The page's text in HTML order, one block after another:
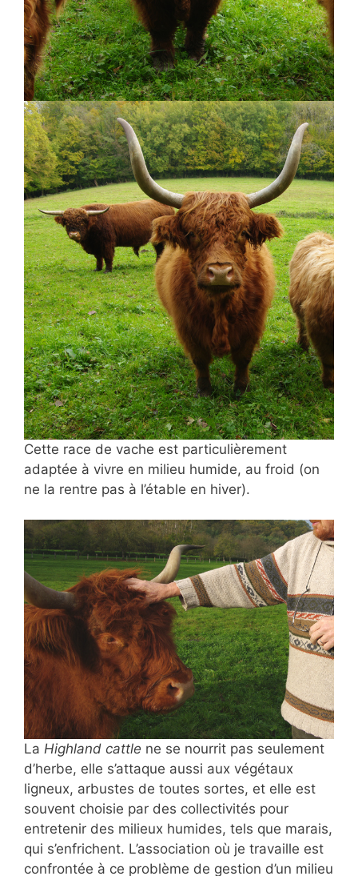
Cette race de vache est particulièrement
adaptée à vivre en milieu humide, au froid (on
ne la rentre pas à l’étable en hiver).
La Highland cattle ne se nourrit pas seulement
d’herbe, elle s’attaque aussi aux végétaux
ligneux, arbustes de toutes sortes, et elle est
souvent choisie par des collectivités pour
entretenir des milieux humides, tels que marais,
qui s’enfrichent. L’association où je travaille est
confrontée à ce problème de gestion d’un milieu